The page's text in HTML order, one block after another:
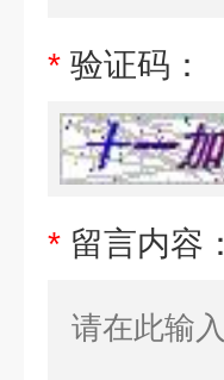
* 验证码：
* 留言内容：